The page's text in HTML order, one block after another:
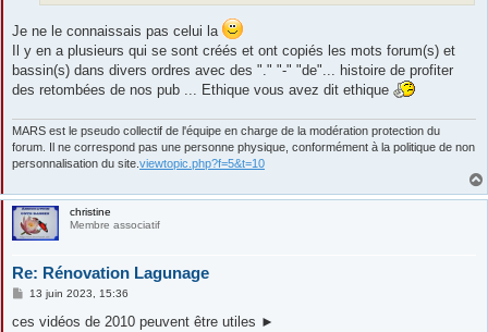
Je ne le connaissais pas celui la
Il y en a plusieurs qui se sont créés et ont copiés les mots forum(s) et
bassin(s) dans divers ordres avec des "." "-" "de"... histoire de profiter
des retombées de nos pub ... Ethique vous avez dit ethique
MARS est le pseudo collectif de l'équipe en charge de la modération protection du
forum. Il ne correspond pas une personne physique, conformément à la politique de non
personnalisation du site. viewtopic.php?f=5&t=10
christine
Membre associatif
Re: Rénovation Lagunage
M
s
13 juin 2023, 15:36
ces vidéos de 2010 peuvent être utiles ►